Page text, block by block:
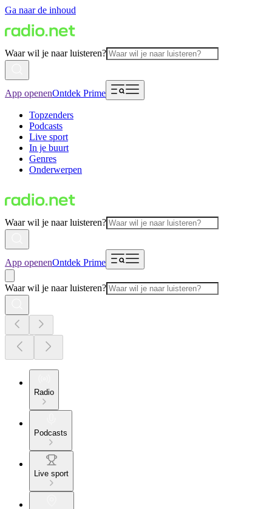
Ga naar de inhoud
Waar wil je naar luisteren?
App openenOntdek Prime
Topzenders
Podcasts
Live sport
In je buurt
Genres
Onderwerpen
Waar wil je naar luisteren?
App openenOntdek Prime
Waar wil je naar luisteren?
Radio
Podcasts
Live sport